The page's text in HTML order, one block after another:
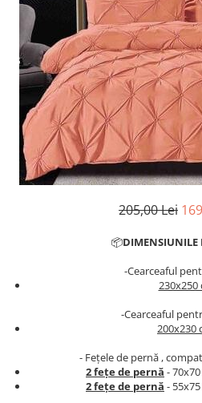
Cearceaf cu elastic
Cearceaf normal
Lenjerii De Pat Creponate
Lenjerii De Pat Bumbac Poplin 2
Persoane
Lenjerii De Pat Bumbac Poplin,
Matlasate, 2 Persoane
Lenjerii De Pat Bumbac Satinat 2
Persoane
Lenjerii De Pat Catifea
Lenjerii De Pat Cocolino
Artificiala De Iepure, 6 Piese, 2
Persoane
Set Lenjerie Pat Blanita Iepure, 6
Piese, Cu Pilota Inclusa
205,00 Lei
📦DIMENSIUNILE
-Cearceaful
230x250
-Cearceaful
200x230
- Fețele de pernă ,
2 fețe de pernă -
2 fețe de pernă -